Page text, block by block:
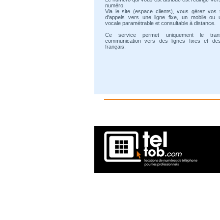
numéro.
Via le site (espace clients), vous gérez vos
d'appels vers une ligne fixe, un mobile ou
vocale paramétrable et consultable à distance.
Ce service permet uniquement le
communication vers des lignes fixes et
français.